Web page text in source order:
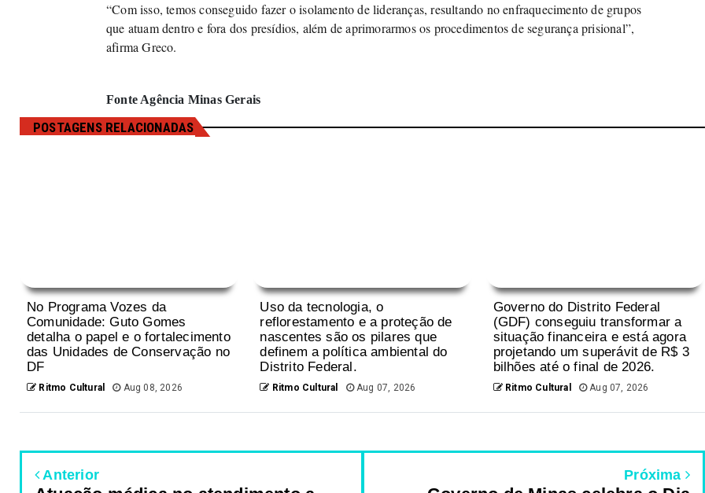
“Com isso, temos conseguido fazer o isolamento de lideranças, resultando no enfraquecimento de grupos
que atuam dentro e fora dos presídios, além de aprimorarmos os procedimentos de segurança prisional”,
afirma Greco.
Fonte Agência Minas Gerais
POSTAGENS RELACIONADAS
No Programa Vozes da
Comunidade: Guto Gomes
detalha o papel e o fortalecimento
das Unidades de Conservação no
DF
Ritmo Cultural Aug 08, 2026
Uso da tecnologia, o
reflorestamento e a proteção de
nascentes são os pilares que
definem a política ambiental do
Distrito Federal.
Ritmo Cultural Aug 07, 2026
Governo do Distrito Federal
(GDF) conseguiu transformar a
situação financeira e está agora
projetando um superávit de R$ 3
bilhões até o final de 2026.
Ritmo Cultural Aug 07, 2026
Anterior Próxima